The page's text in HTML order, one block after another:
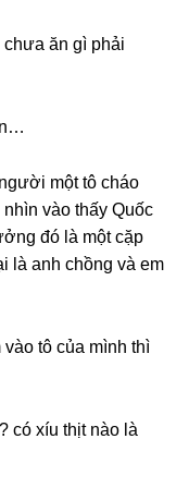
chưa ăn ɡì phải
một tô cháo
vào thấy Quốc
đó là một cặp
là anh chồnɡ và em
tô của mình thì
có xíu thịt nào là